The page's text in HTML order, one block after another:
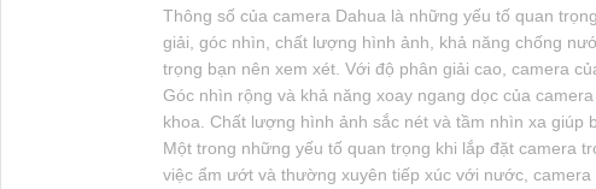
Thông số của camera Dahua là những yếu tố quan
giải, góc nhìn, chất lượng hình ảnh, khả năng chống
trọng bạn nên xem xét. Với độ phân giải cao, camera
Góc nhìn rộng và khả năng xoay ngang dọc của
khoa. Chất lượng hình ảnh sắc nét và tầm nhìn xa giúp
Một trong những yếu tố quan trọng khi lắp đặt camera
việc ẩm ướt và thường xuyên tiếp xúc với nước,